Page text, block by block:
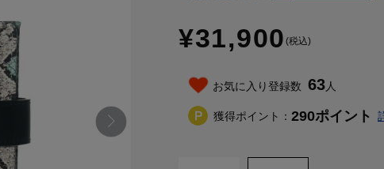
¥31,900 (税込)
お気に入り登録数 63人
獲得ポイント： 290ポイント